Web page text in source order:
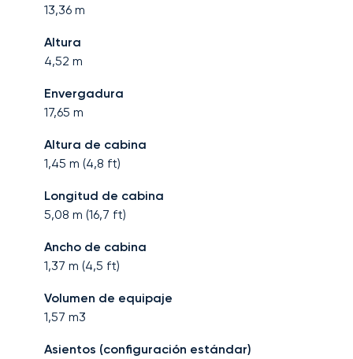
13,36 m
Altura
4,52 m
Envergadura
17,65 m
Altura de cabina
1,45 m (4,8 ft)
Longitud de cabina
5,08 m (16,7 ft)
Ancho de cabina
1,37 m (4,5 ft)
Volumen de equipaje
1,57 m3
Asientos (configuración estándar)